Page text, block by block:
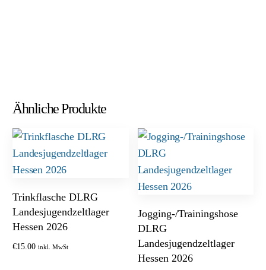
Ähnliche Produkte
Trinkflasche DLRG
Landesjugendzeltlager
Hessen 2026
€15.00 inkl. MwSt
Jogging-/Trainingshose
DLRG
Landesjugendzeltlager
Hessen 2026